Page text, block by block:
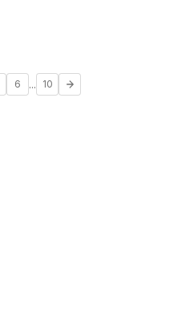
6 ... 10